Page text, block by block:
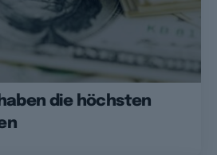
die höchsten